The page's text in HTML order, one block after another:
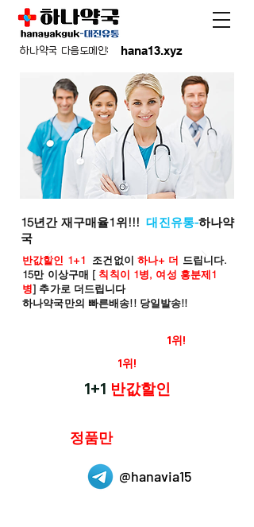
hana13.xyz
하나약국 다음도메인:
15년간 재구매율1위!!!대진유통-하나약
국
반값할인 1+1 조건없이 하나+ 더 드립니다.
15만 이상구매 [ 칙칙이 1병, 여성 흥분제1
병] 추가로 더드립니다
하나약국만의 빠른배송!! 당일발송!!
1위!
1위!
1+1 반값할인
정품만
@hanavia15